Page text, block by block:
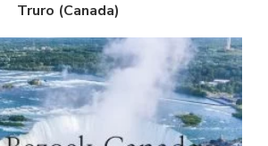
Truro (Canada)